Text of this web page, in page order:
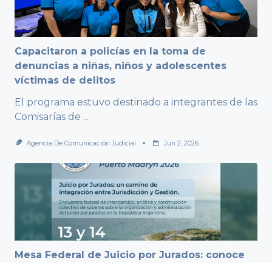
Capacitaron a policías en la toma de
denuncias a niñas, niños y adolescentes
víctimas de delitos
El programa estuvo destinado a integrantes de las
Comisarías de ...
Agencia De Comunicación Judicial Jun 2, 2026
Mesa Federal de Juicio por Jurados: conoce